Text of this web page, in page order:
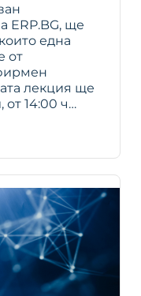
ERP.BG, ще
една
от
лекция ще
от 14:00 ч…